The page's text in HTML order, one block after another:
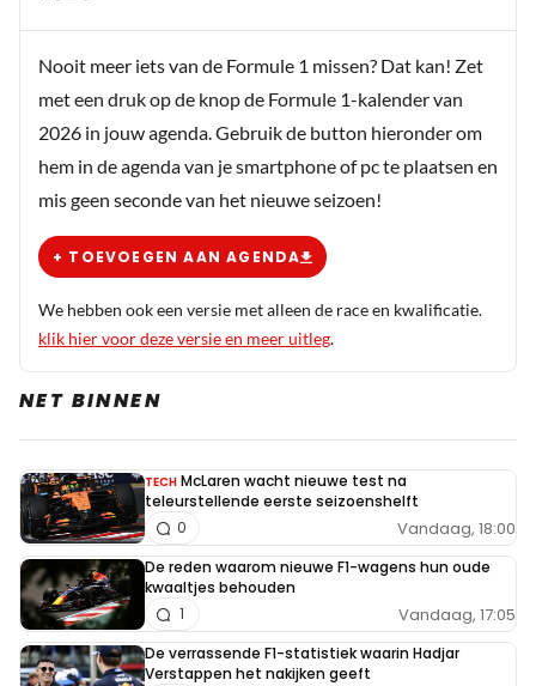
Nooit meer iets van de Formule 1 missen? Dat kan! Zet
met een druk op de knop de Formule 1-kalender van
2026 in jouw agenda. Gebruik de button hieronder om
hem in de agenda van je smartphone of pc te plaatsen en
mis geen seconde van het nieuwe seizoen!
+ TOEVOEGEN AAN AGENDA
We hebben ook een versie met alleen de race en kwalificatie.
klik hier voor deze versie en meer uitleg.
NET BINNEN
TECH McLaren wacht nieuwe test na
teleurstellende eerste seizoenshelft
Vandaag, 18:00
0
De reden waarom nieuwe F1-wagens hun oude
kwaaltjes behouden
Vandaag, 17:05
1
De verrassende F1-statistiek waarin Hadjar
Verstappen het nakijken geeft